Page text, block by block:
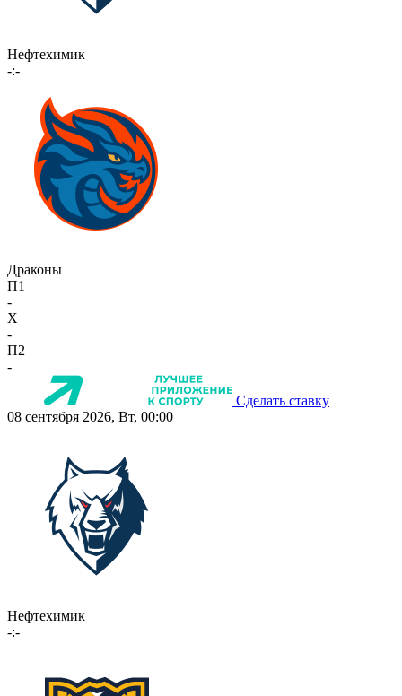
Нефтехимик
-:-
Драконы
П1
-
X
-
П2
-
Сделать ставку
08 сентября 2026, Вт, 00:00
Нефтехимик
-:-